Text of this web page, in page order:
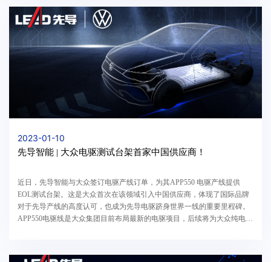
2023-01-10
先导智能 | 大众电驱测试台架首家中国供应商！
近日，先导智能与大众签订电驱产线订单，为其APP550 电驱产线提供
EOL测试台架。这是大众首次在该领域引入中国供应商，体现了国际品牌
对于先导产线的高度认可，也成为先导电驱跻身世界一线的重要里程碑。
APP550电驱线是大众集团目前布局最新的电驱项目，后续将为大众纯电新